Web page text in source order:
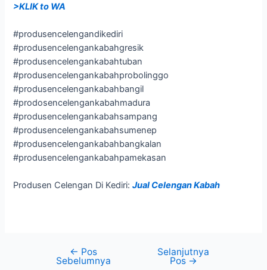
>KLIK to WA
#produsencelengandikediri
#produsencelengankabahgresik
#produsencelengankabahtuban
#produsencelengankabahprobolinggo
#produsencelengankabahbangil
#prodosencelengankabahmadura
#produsencelengankabahsampang
#produsencelengankabahsumenep
#produsencelengankabahbangkalan
#produsencelengankabahpamekasan
Produsen Celengan Di Kediri:Jual Celengan Kabah
← Pos
Sebelumnya
Selanjutnya
Pos →